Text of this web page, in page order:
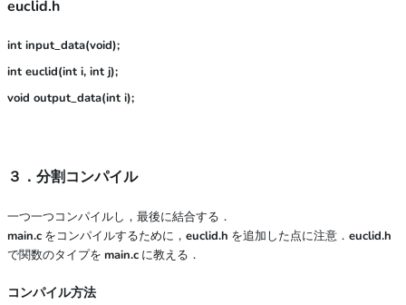
euclid.h
int input_data(void);
int euclid(int i, int j);
３．分割コンパイル
一つ一つコンパイルし，最後に結合する．
main.c をコンパイルするために， euclid.h を追加した点に注意． euclid.h
で関数のタイプを main.c に教える．
コンパイル方法